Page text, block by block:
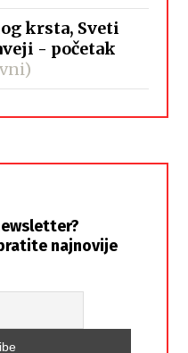
krsta, Sveti
- početak
najnovije